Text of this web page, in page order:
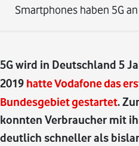
Smartphones haben 5G
5G wird in Deutschland 5
2019 hatte Vodafone das
Bundesgebiet gestartet.
konnten Verbraucher mit
deutlich schneller als